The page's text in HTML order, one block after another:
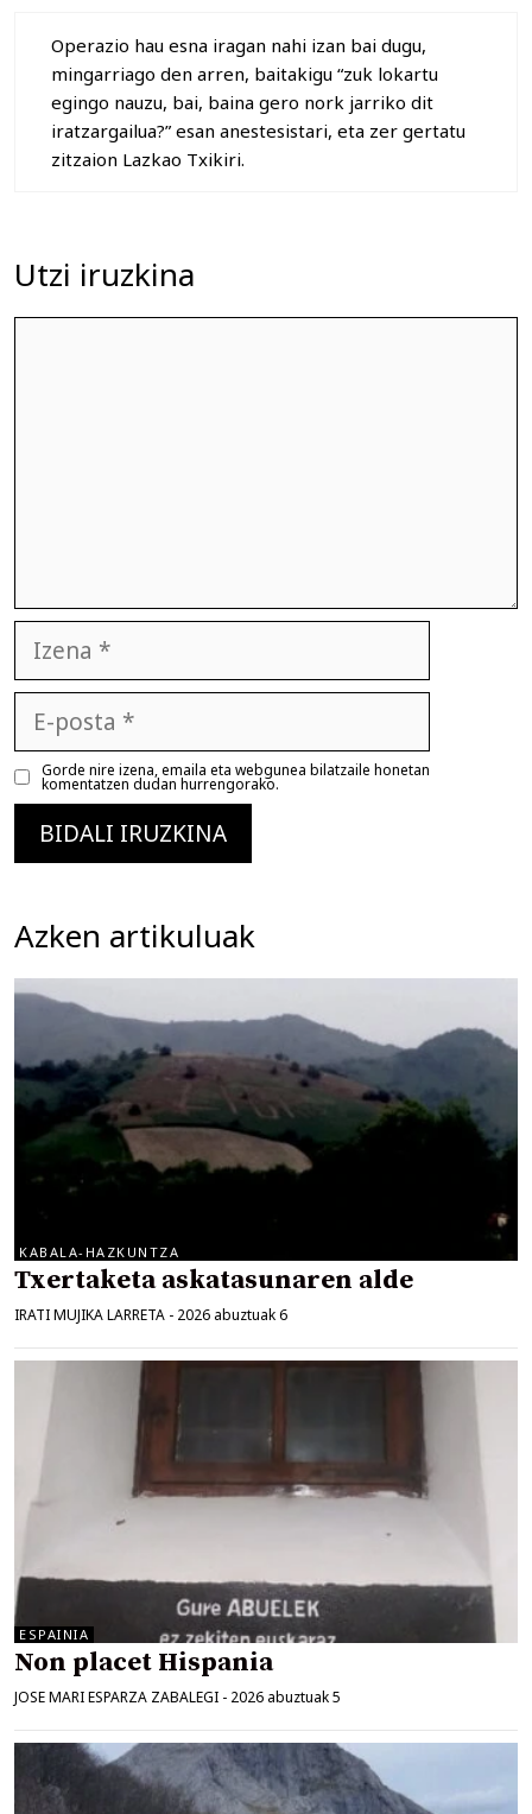
Operazio hau esna iragan nahi izan bai dugu,
mingarriago den arren, baitakigu “zuk lokartu
egingo nauzu, bai, baina gero nork jarriko dit
iratzargailua?” esan anestesistari, eta zer gertatu
zitzaion Lazkao Txikiri.
Utzi iruzkina
posta
Gorde nire izena, emaila eta webgunea bilatzaile honetan
komentatzen dudan hurrengorako.
Azken artikuluak
KABALA-HAZKUNTZA
Txertaketa askatasunaren alde
IRATI MUJIKA LARRETA - 2026 abuztuak 6
ESPAINIA
Non placet Hispania
JOSE MARI ESPARZA ZABALEGI - 2026 abuztuak 5